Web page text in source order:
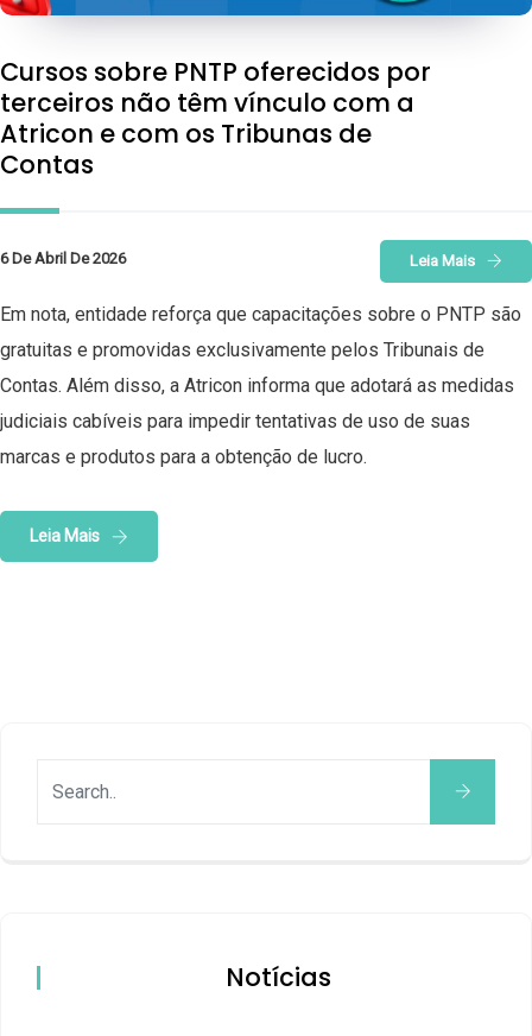
Cursos sobre PNTP oferecidos por
terceiros não têm vínculo com a
Atricon e com os Tribunas de
Contas
6 De Abril De 2026 Leia Mais
Em nota, entidade reforça que capacitações sobre o PNTP são
gratuitas e promovidas exclusivamente pelos Tribunais de
Contas. Além disso, a Atricon informa que adotará as medidas
judiciais cabíveis para impedir tentativas de uso de suas
marcas e produtos para a obtenção de lucro.
Leia Mais
Notícias